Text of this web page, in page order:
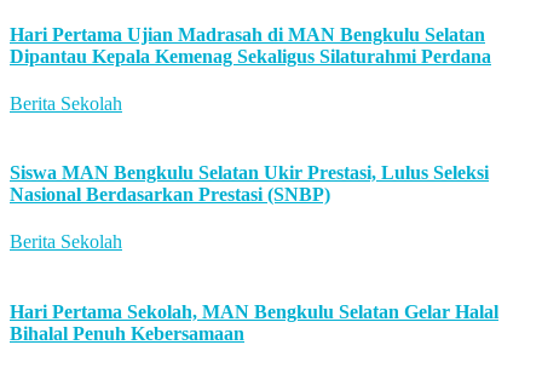
Hari Pertama Ujian Madrasah di MAN Bengkulu Selatan
Dipantau Kepala Kemenag Sekaligus Silaturahmi Perdana
Berita Sekolah
Siswa MAN Bengkulu Selatan Ukir Prestasi, Lulus Seleksi
Nasional Berdasarkan Prestasi (SNBP)
Berita Sekolah
Hari Pertama Sekolah, MAN Bengkulu Selatan Gelar Halal
Bihalal Penuh Kebersamaan